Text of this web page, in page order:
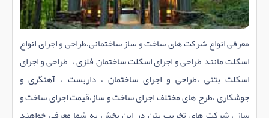
تاسیسات ساختمان
ابزار آلات ساختمانی
تعمیر و نگهداری ساختمان
محوطه سازی و نما
ماشین آلات ساختمانی
ژئوتکنیک
معرفی انواع شرکت های ساخت و ساز ساختمانی،طراحی و اجرای انواع
اسکلت مانند طراحی و اجرای اسکلت ساختمان فلزی ، طراحی و اجرای
اسکلت بتنی ،طراحی و اجرای ساختمان ، داربست ، آهنگری و
جوشکاری ،طرح های مختلف اجرای ساخت و ساز،قیمت اجرای ساخت و